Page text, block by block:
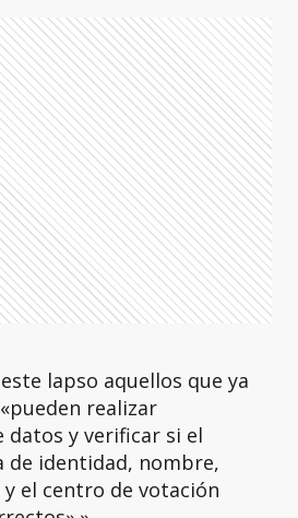
lapso aquellos que ya
realizar
datos y verificar si el
de identidad, nombre,
el centro de votación